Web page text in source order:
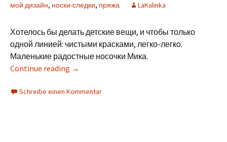
мой дизайн, носки-следки, пряжа LaKalinka
Хотелось бы делать детские вещи, и чтобы только
одной линией: чистыми красками, легко-легко.
Маленькие радостные носочки Мика.
Continue reading →
Schreibe einen Kommentar